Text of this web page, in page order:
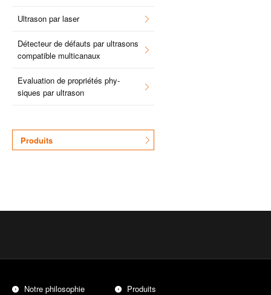
Ultra­son par laser
Détec­teur de défauts par ultra­sons
com­pa­tible mul­ti­ca­naux
Eva­lua­tion de pro­prié­tés phy­
siques par ultra­son
Pro­duits
Notre phi­lo­so­phie
Pro­duits